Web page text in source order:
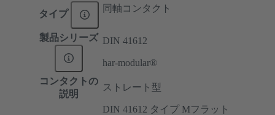
タイプ
同軸コンタクト
製品シリーズ DIN 41612
har-modular®
コンタクトの
説明
ストレート型
DIN 41612 タイプ Mフラット